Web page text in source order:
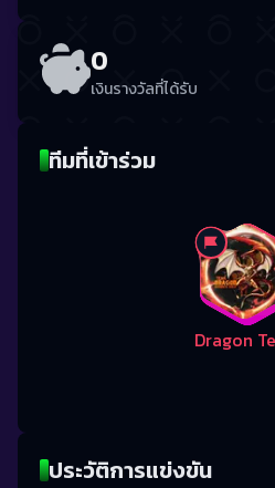
0
เงินรางวัลที่ได้รับ
ทีมที่เข้าร่วม
Dragon
ประวัติการแข่งขัน